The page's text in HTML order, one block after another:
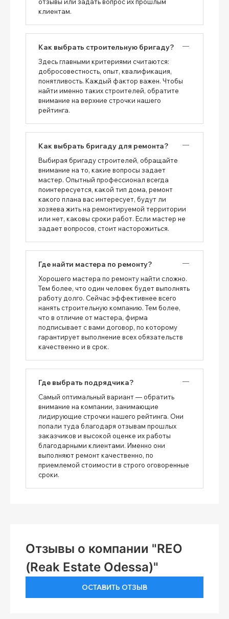
клиентам.
Как выбрать строительную бригаду?
Здесь главными критериями считаются:
добросовестность, опыт, квалификация,
понятливость. Каждый фактор важен. Чтобы
найти именно таких строителей, обратите
внимание на верхние строчки нашего
рейтинга.
Как выбрать бригаду для ремонта?
Выбирая бригаду строителей, обращайте
внимание на то, какие вопросы задает
мастер. Опытный профессионал всегда
поинтересуется, какой тип дома, ремонт
какого плана вас интересует, будут ли
хозяева жить на ремонтируемой территории
или нет, каковы сроки работ. Если мастер не
задает вопросов, стоит насторожиться.
Где найти мастера по ремонту?
Хорошего мастера по ремонту найти сложно.
Тем более, что один человек будет выполнять
работу долго. Сейчас эффективнее всего
нанять строительную компанию. Тем более,
что в отличие от мастера, фирма
подписывает с вами договор, по которому
гарантирует выполнение всех обязательств
качественно и в срок.
Где выбрать подрядчика?
Самый оптимальный вариант — обратить
внимание на компании, занимающие
лидирующие строчки нашего рейтинга. Они
попали туда благодаря отзывам прошлых
заказчиков и высокой оценке их работы
благодарными клиентами. Именно они
выполняют ремонт качественно, по
приемлемой стоимости в строго оговоренные
сроки.
Отзывы о компании "REO
(Reak Estate Odessa)"
ОСТАВИТЬ ОТЗЫВ